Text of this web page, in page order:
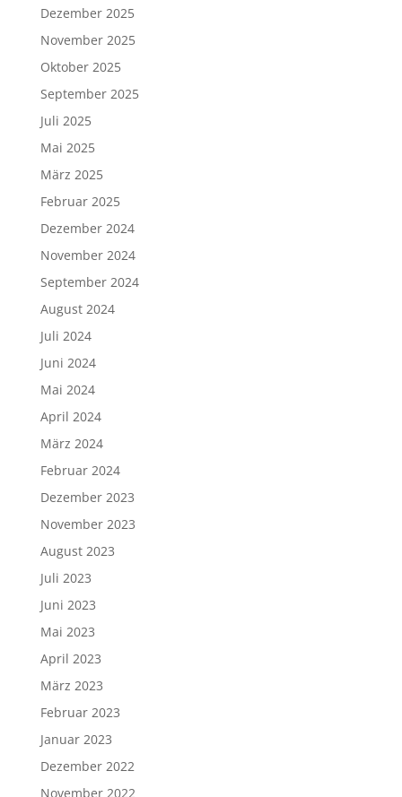
Dezember 2025
November 2025
Oktober 2025
September 2025
Juli 2025
Mai 2025
März 2025
Februar 2025
Dezember 2024
November 2024
September 2024
August 2024
Juli 2024
Juni 2024
Mai 2024
April 2024
März 2024
Februar 2024
Dezember 2023
November 2023
August 2023
Juli 2023
Juni 2023
Mai 2023
April 2023
März 2023
Februar 2023
Januar 2023
Dezember 2022
November 2022